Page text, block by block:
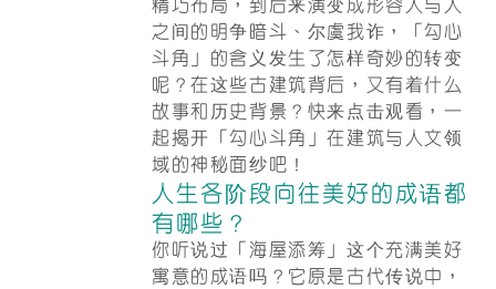
精巧布局，到后来演变成形容人与人
之间的明争暗斗、尔虞我诈，「勾心
斗角」的含义发生了怎样奇妙的转变
呢？在这些古建筑背后，又有着什么
故事和历史背景？快来点击观看，一
起揭开「勾心斗角」在建筑与人文领
域的神秘面纱吧！
人生各阶段向往美好的成语都
有哪些？
你听说过「海屋添筹」这个充满美好
寓意的成语吗？它原是古代传说中，